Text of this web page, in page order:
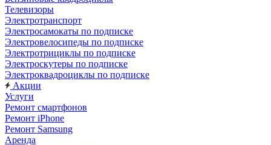
Телевизоры
Электротранспорт
Электросамокаты по подписке
Электровелосипеды по подписке
Электротрициклы по подписке
Электроскутеры по подписке
Электроквадроциклы по подписке
Акции
Услуги
Ремонт смартфонов
Ремонт iPhone
Ремонт Samsung
Аренда